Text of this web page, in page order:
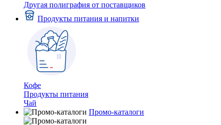
Другая полиграфия от поставщиков
Продукты питания и напитки
Кофе
Продукты питания
Чай
Промо-каталоги